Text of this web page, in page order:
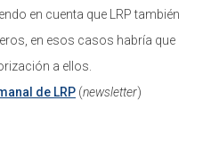
en cuenta que LRP también
en esos casos habría que
a ellos.
de LRP (newsletter)